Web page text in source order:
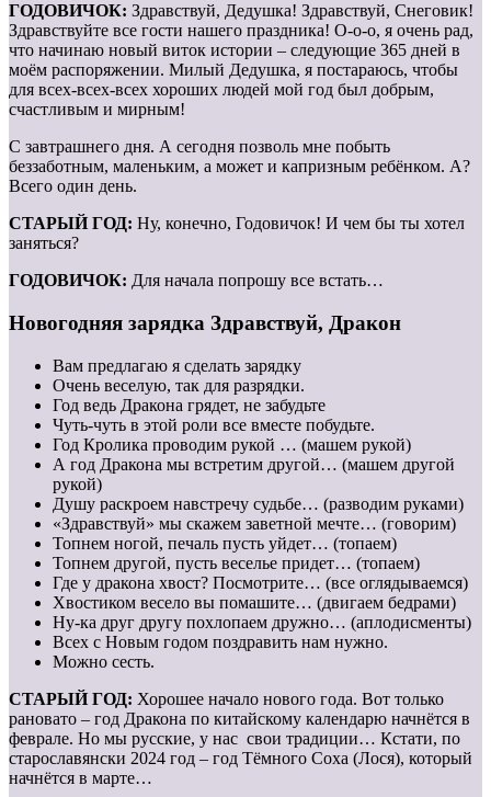
ГОДОВИЧОК: Здравствуй, Дедушка! Здравствуй, Снеговик!
Здравствуйте все гости нашего праздника! О-о-о, я очень рад,
что начинаю новый виток истории – следующие 365 дней в
моём распоряжении. Милый Дедушка, я постараюсь, чтобы
для всех-всех-всех хороших людей мой год был добрым,
счастливым и мирным!
С завтрашнего дня. А сегодня позволь мне побыть
беззаботным, маленьким, а может и капризным ребёнком. А?
Всего один день.
СТАРЫЙ ГОД: Ну, конечно, Годовичок! И чем бы ты хотел
заняться?
ГОДОВИЧОК: Для начала попрошу все встать…
Новогодняя зарядка Здравствуй, Дракон
Вам предлагаю я сделать зарядку
Очень веселую, так для разрядки.
Год ведь Дракона грядет, не забудьте
Чуть-чуть в этой роли все вместе побудьте.
Год Кролика проводим рукой … (машем рукой)
А год Дракона мы встретим другой… (машем другой
рукой)
Душу раскроем навстречу судьбе… (разводим руками)
«Здравствуй» мы скажем заветной мечте… (говорим)
Топнем ногой, печаль пусть уйдет… (топаем)
Топнем другой, пусть веселье придет… (топаем)
Где у дракона хвост? Посмотрите… (все оглядываемся)
Хвостиком весело вы помашите… (двигаем бедрами)
Ну-ка друг другу похлопаем дружно… (аплодисменты)
Всех с Новым годом поздравить нам нужно.
Можно сесть.
СТАРЫЙ ГОД: Хорошее начало нового года. Вот только
рановато – год Дракона по китайскому календарю начнётся в
феврале. Но мы русские, у нас свои традиции… Кстати, по
старославянски 2024 год – год Тёмного Соха (Лося), который
начнётся в марте…